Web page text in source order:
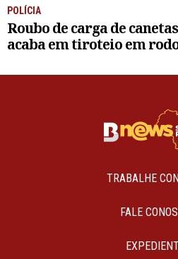
POLÍCIA
Roubo de carga de
acaba em tiroteio em
TRABALHE
FALE